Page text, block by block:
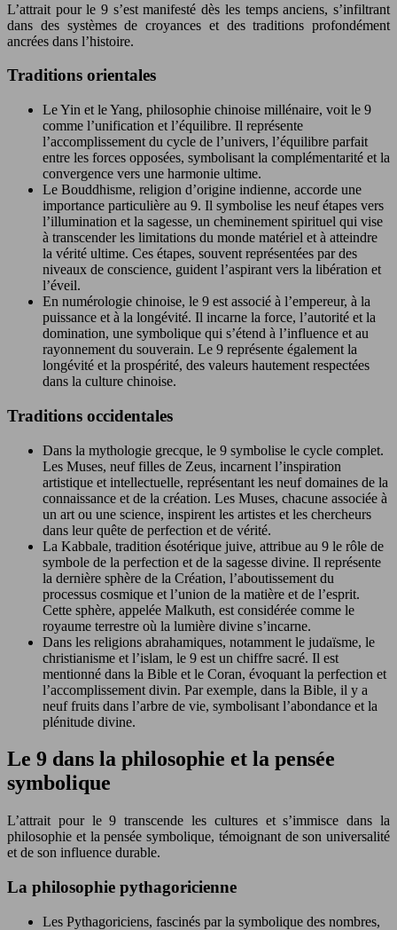
L’attrait pour le 9 s’est manifesté dès les temps anciens, s’infiltrant
dans des systèmes de croyances et des traditions profondément
ancrées dans l’histoire.
Traditions orientales
Le Yin et le Yang, philosophie chinoise millénaire, voit le 9
comme l’unification et l’équilibre. Il représente
l’accomplissement du cycle de l’univers, l’équilibre parfait
entre les forces opposées, symbolisant la complémentarité et la
convergence vers une harmonie ultime.
Le Bouddhisme, religion d’origine indienne, accorde une
importance particulière au 9. Il symbolise les neuf étapes vers
l’illumination et la sagesse, un cheminement spirituel qui vise
à transcender les limitations du monde matériel et à atteindre
la vérité ultime. Ces étapes, souvent représentées par des
niveaux de conscience, guident l’aspirant vers la libération et
l’éveil.
En numérologie chinoise, le 9 est associé à l’empereur, à la
puissance et à la longévité. Il incarne la force, l’autorité et la
domination, une symbolique qui s’étend à l’influence et au
rayonnement du souverain. Le 9 représente également la
longévité et la prospérité, des valeurs hautement respectées
dans la culture chinoise.
Traditions occidentales
Dans la mythologie grecque, le 9 symbolise le cycle complet.
Les Muses, neuf filles de Zeus, incarnent l’inspiration
artistique et intellectuelle, représentant les neuf domaines de la
connaissance et de la création. Les Muses, chacune associée à
un art ou une science, inspirent les artistes et les chercheurs
dans leur quête de perfection et de vérité.
La Kabbale, tradition ésotérique juive, attribue au 9 le rôle de
symbole de la perfection et de la sagesse divine. Il représente
la dernière sphère de la Création, l’aboutissement du
processus cosmique et l’union de la matière et de l’esprit.
Cette sphère, appelée Malkuth, est considérée comme le
royaume terrestre où la lumière divine s’incarne.
Dans les religions abrahamiques, notamment le judaïsme, le
christianisme et l’islam, le 9 est un chiffre sacré. Il est
mentionné dans la Bible et le Coran, évoquant la perfection et
l’accomplissement divin. Par exemple, dans la Bible, il y a
neuf fruits dans l’arbre de vie, symbolisant l’abondance et la
plénitude divine.
Le 9 dans la philosophie et la pensée
symbolique
L’attrait pour le 9 transcende les cultures et s’immisce dans la
philosophie et la pensée symbolique, témoignant de son universalité
et de son influence durable.
La philosophie pythagoricienne
Les Pythagoriciens, fascinés par la symbolique des nombres,